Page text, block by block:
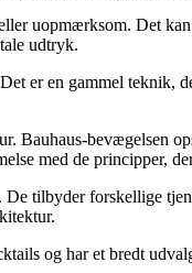
uopmærksom. Det
udtryk.
er en gammel teknik,
Bauhaus-
med de principper,
tilbyder forskellige
og har et bredt